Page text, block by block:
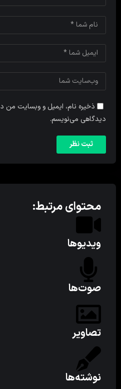
ذخیره نام، ایمیل و وبسایت من
دیدگاهی می‌نویسم.
محتوای مرتبط:
ویدیوها
صوت‌ها
تصاویر
نوشته‌ها